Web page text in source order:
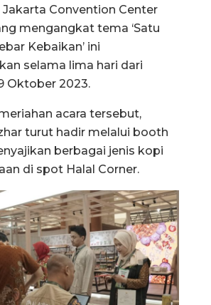
Jakarta Convention Center
mengangkat tema ‘Satu
Kebaikan’ ini
selama lima hari dari
Oktober 2023.
acara tersebut,
turut hadir melalui booth
berbagai jenis kopi
di spot Halal Corner.